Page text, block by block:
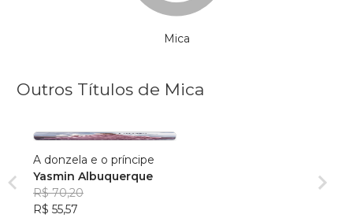
Mica
Outros Títulos de Mica
A donzela e o príncipe
Yasmin Albuquerque
R$ 70,20
R$ 55,57